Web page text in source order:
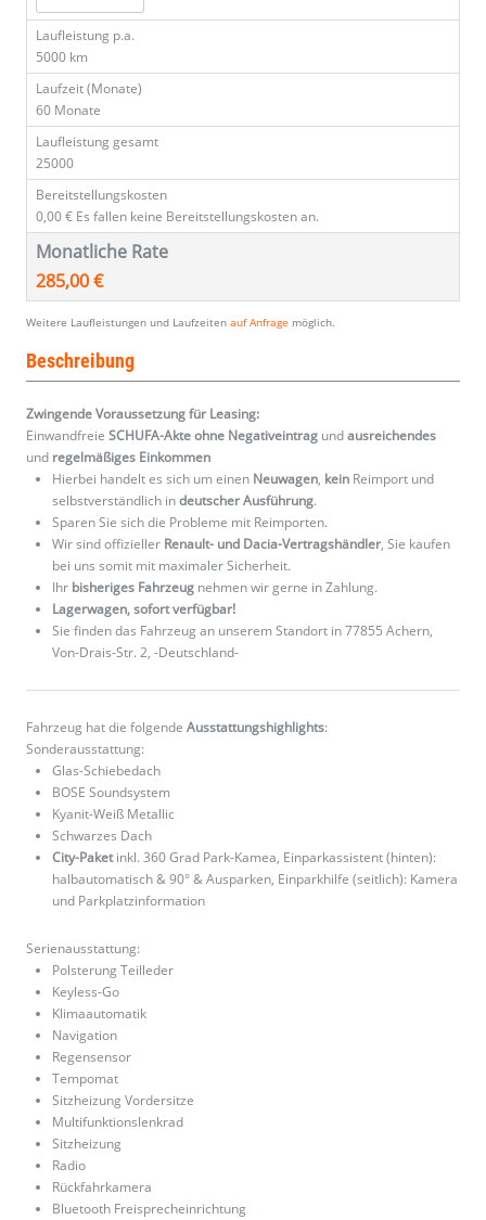
Laufleistung p.a.
5000 km
Laufzeit (Monate)
60 Monate
Laufleistung gesamt
25000
Bereitstellungskosten
0,00 € Es fallen keine Bereitstellungskosten an.
Monatliche Rate
285,00 €
Weitere Laufleistungen und Laufzeiten auf Anfrage möglich.
Beschreibung
Zwingende Voraussetzung für Leasing:
Einwandfreie SCHUFA-Akte ohne Negativeintrag undausreichendes
und regelmäßiges Einkommen
Hierbei handelt es sich um einen Neuwagen, kein Reimport und
selbstverständlich indeutscher Ausführung.
Sparen Sie sich die Probleme mit Reimporten.
Wir sind offizieller Renault- und Dacia-Vertragshändler, Sie kaufen
bei uns somit mit maximaler Sicherheit.
Ihr bisheriges Fahrzeug nehmen wir gerne in Zahlung.
Lagerwagen, sofort verfügbar!
Sie finden das Fahrzeug an unserem Standort in 77855 Achern,
Von-Drais-Str. 2, -Deutschland-
Fahrzeug hat die folgende Ausstattungshighlights:
Sonderausstattung:
Glas-Schiebedach
BOSE Soundsystem
Kyanit-Weiß Metallic
Schwarzes Dach
City-Paketinkl. 360 Grad Park-Kamea, Einparkassistent (hinten):
halbautomatisch & 90° & Ausparken, Einparkhilfe (seitlich): Kamera
und Parkplatzinformation
Serienausstattung:
Polsterung Teilleder
Keyless-Go
Klimaautomatik
Navigation
Regensensor
Tempomat
Sitzheizung Vordersitze
Multifunktionslenkrad
Sitzheizung
Radio
Rückfahrkamera
Bluetooth Freisprecheinrichtung